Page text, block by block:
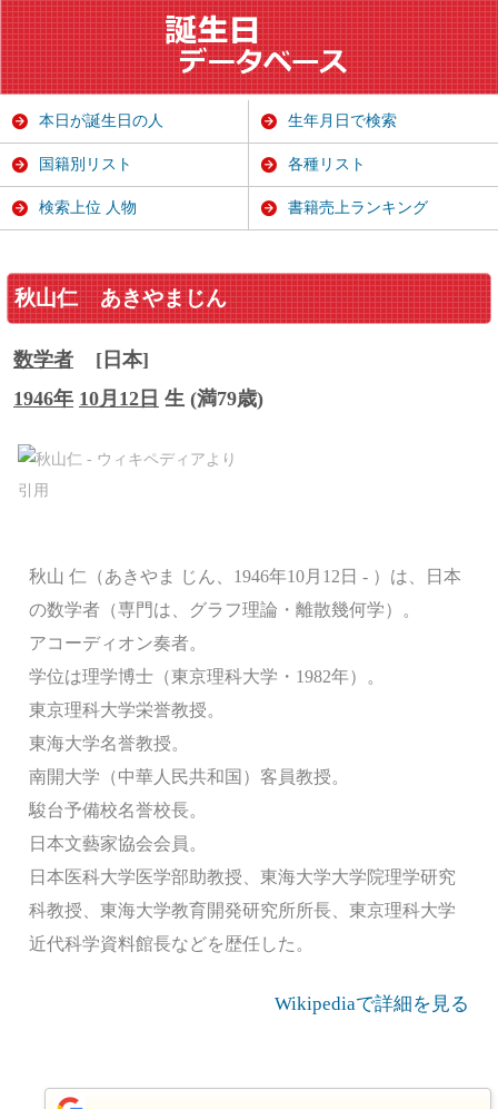
秋山仁 あきやまじん
数学者
[日本]
1946年 10月12日 生 (満79歳)
秋山 仁（あきやま じん、1946年10月12日 - ）は、日本
の数学者（専門は、グラフ理論・離散幾何学）。
アコーディオン奏者。
学位は理学博士（東京理科大学・1982年）。
東京理科大学栄誉教授。
東海大学名誉教授。
南開大学（中華人民共和国）客員教授。
駿台予備校名誉校長。
日本文藝家協会会員。
日本医科大学医学部助教授、東海大学大学院理学研究
科教授、東海大学教育開発研究所所長、東京理科大学
近代科学資料館長などを歴任した。
Wikipediaで詳細を見る
本日が誕生日の人 生年月日で検索
国籍別リスト 各種リスト
検索上位 人物 書籍売上ランキング